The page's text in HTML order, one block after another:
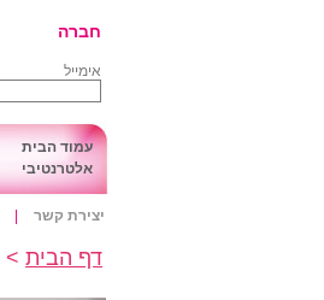
חברה
אימייל
עמוד הבית
אלטרנטיבי
יצירת קשר
דף הבית >